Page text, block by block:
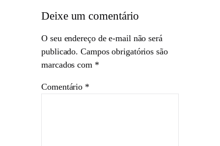
Deixe um comentário
O seu endereço de e-mail não será
publicado. Campos obrigatórios são
marcados com *
Comentário *